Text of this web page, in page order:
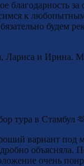
благодарность за
к
будем
Лариса и Ирина.
тура в Стамбул
вариант под
объясняла.
очень